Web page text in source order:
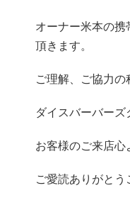
オーナー米本の携
頂きます。
ご理解、ご協力の
ダイスバーバー
お客様のご来店心
ご愛読ありがとう